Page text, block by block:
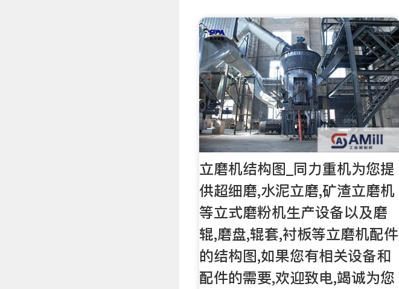
立磨机结构图_同力重机为您提
供超细磨,水泥立磨,矿渣立磨机
等立式磨粉机生产设备以及磨
辊,磨盘,辊套,衬板等立磨机配件
的结构图,如果您有相关设备和
配件的需要,欢迎致电,竭诚为您